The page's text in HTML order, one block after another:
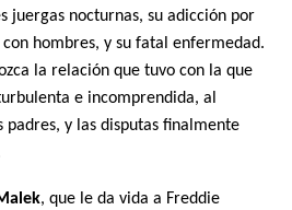
juergas nocturnas, su adicción por
con hombres, y su fatal enfermedad.
la relación que tuvo con la que
e incomprendida, al
padres, y las disputas finalmente
, que le da vida a Freddie